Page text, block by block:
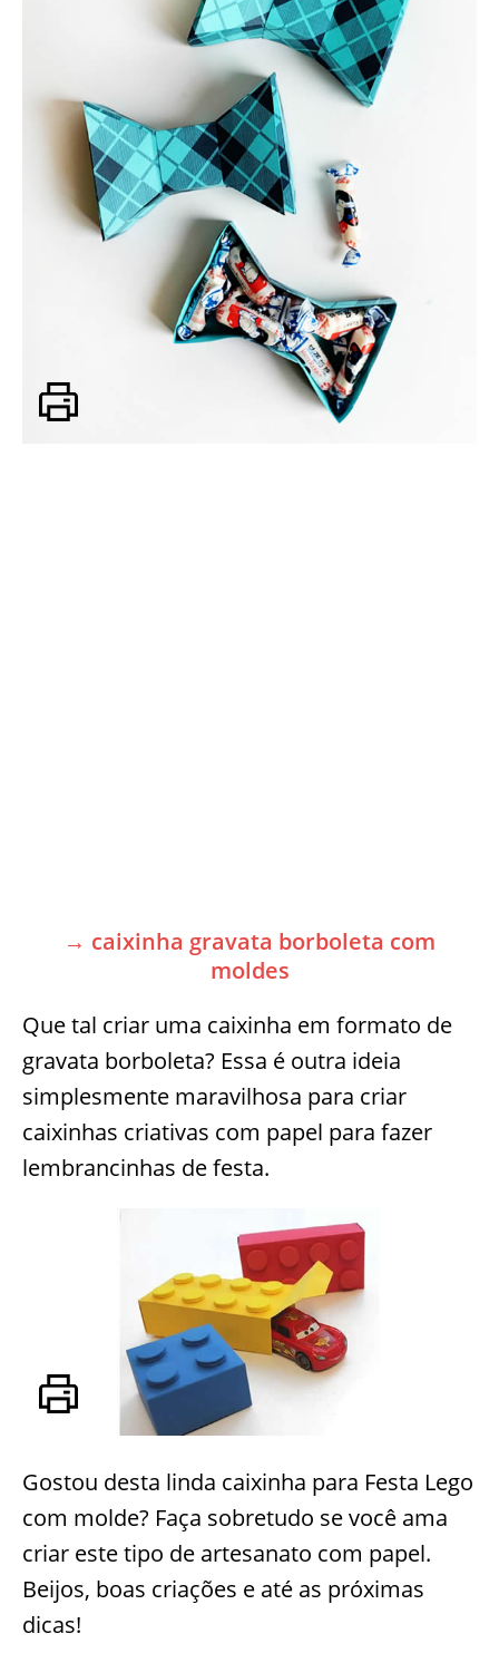
→ caixinha gravata borboleta com
moldes
Que tal criar uma caixinha em formato de
gravata borboleta? Essa é outra ideia
simplesmente maravilhosa para criar
caixinhas criativas com papel para fazer
lembrancinhas de festa.
Gostou desta linda caixinha para Festa Lego
com molde? Faça sobretudo se você ama
criar este tipo de artesanato com papel.
Beijos, boas criações e até as próximas
dicas!